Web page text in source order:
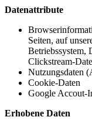
Datenattribute
Seiten, auf
Betriebssystem,
Clickstream-
Nutzungsdaten
Cookie-Daten
Google Accout-
Erhobene Daten